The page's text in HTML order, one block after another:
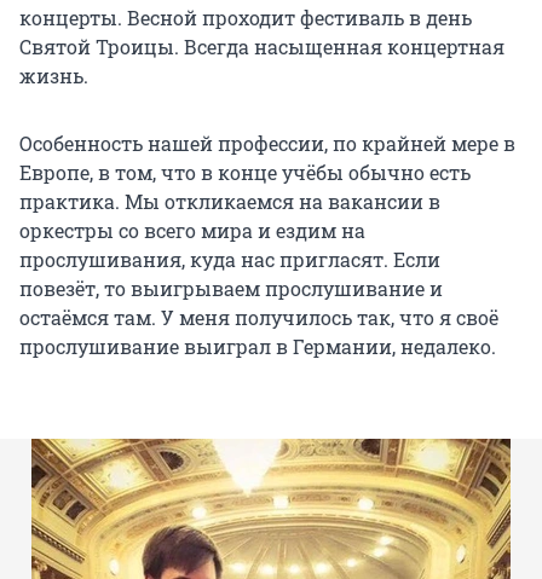
концерты. Весной проходит фестиваль в день
Святой Троицы. Всегда насыщенная концертная
жизнь.
Особенность нашей профессии, по крайней мере в
Европе, в том, что в конце учёбы обычно есть
практика. Мы откликаемся на вакансии в
оркестры со всего мира и ездим на
прослушивания, куда нас пригласят. Если
повезёт, то выигрываем прослушивание и
остаёмся там. У меня получилось так, что я своё
прослушивание выиграл в Германии, недалеко.